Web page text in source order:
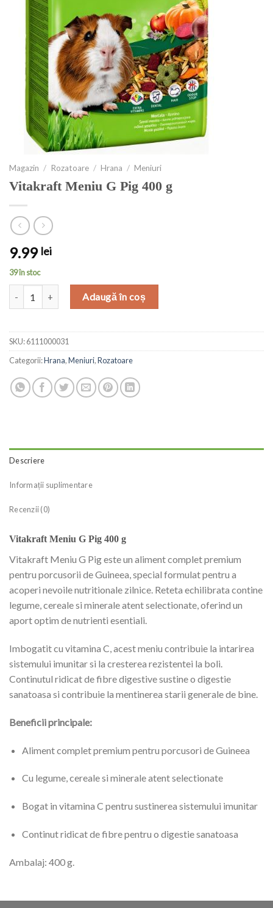
Magazin / Rozatoare / Hrana / Meniuri
Vitakraft Meniu G Pig 400 g
9.99 lei
39 în stoc
Cantitate Vitakraft Meniu G Pig 400 g
Adaugă în coș
SKU:6111000031
Categorii:Hrana,Meniuri,Rozatoare
Descriere
Informații suplimentare
Recenzii (0)
Vitakraft Meniu G Pig 400 g
Vitakraft Meniu G Pig este un aliment complet premium
pentru porcusorii de Guineea, special formulat pentru a
acoperi nevoile nutritionale zilnice. Reteta echilibrata contine
legume, cereale si minerale atent selectionate, oferind un
aport optim de nutrienti esentiali.
Imbogatit cu vitamina C, acest meniu contribuie la intarirea
sistemului imunitar si la cresterea rezistentei la boli.
Continutul ridicat de fibre digestive sustine o digestie
sanatoasa si contribuie la mentinerea starii generale de bine.
Beneficii principale:
Aliment complet premium pentru porcusori de Guineea
Cu legume, cereale si minerale atent selectionate
Bogat in vitamina C pentru sustinerea sistemului imunitar
Continut ridicat de fibre pentru o digestie sanatoasa
Ambalaj: 400 g.